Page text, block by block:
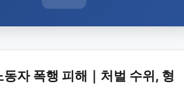
동자 폭행 피해｜처벌 수위, 형